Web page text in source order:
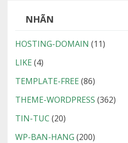
NHÃN
HOSTING-DOMAIN (11)
LIKE (4)
TEMPLATE-FREE (86)
THEME-WORDPRESS (362)
TIN-TUC (20)
WP-BAN-HANG (200)